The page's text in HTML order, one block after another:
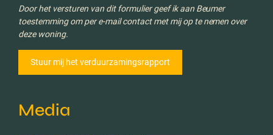
Door het versturen van dit formulier geef ik aan Beumer
toestemming om per e-mail contact met mij op te nemen over
deze woning.
Media